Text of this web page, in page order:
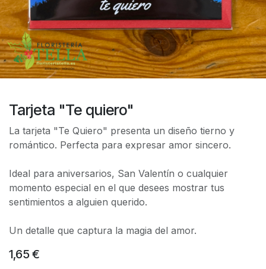
Tarjeta "Te quiero"
La tarjeta "Te Quiero" presenta un diseño tierno y
romántico. Perfecta para expresar amor sincero.
Ideal para aniversarios, San Valentín o cualquier
momento especial en el que desees mostrar tus
sentimientos a alguien querido.
Un detalle que captura la magia del amor.
1,65 €